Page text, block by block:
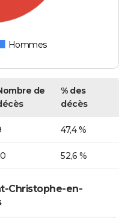
Hommes
de
% des
décès
47,4 %
52,6 %
Christophe-en-